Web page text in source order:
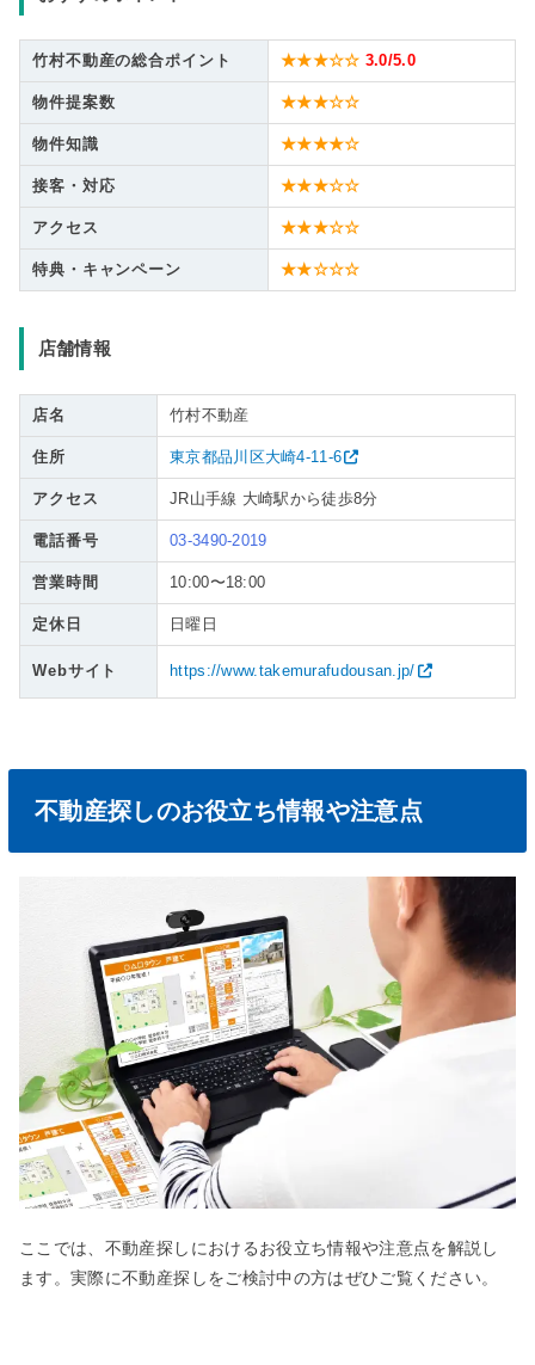
竹村不動産の総合ポイント ★★★☆☆ 3.0/5.0
物件提案数 ★★★☆☆
物件知識 ★★★★☆
接客・対応 ★★★☆☆
アクセス ★★★☆☆
特典・キャンペーン ★★☆☆☆
店舗情報
店名 竹村不動産
住所 東京都品川区大崎4-11-6
アクセス JR山手線 大崎駅から徒歩8分
電話番号 03-3490-2019
営業時間 10:00〜18:00
定休日 日曜日
Webサイト https://www.takemurafudousan.jp/
不動産探しのお役立ち情報や注意点
ここでは、不動産探しにおけるお役立ち情報や注意点を解説し
ます。実際に不動産探しをご検討中の方はぜひご覧ください。